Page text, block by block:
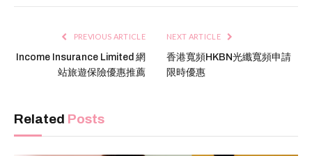
PREVIOUS ARTICLE
Income Insurance Limited 網
站旅遊保險優惠推薦
NEXT ARTICLE
香港寬頻HKBN光纖寬頻申請
限時優惠
Related Posts